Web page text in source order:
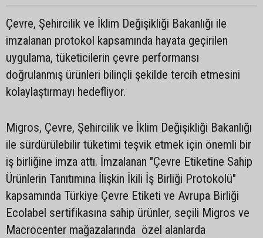
Çevre, Şehircilik ve İklim Değişikliği Bakanlığı ile
imzalanan protokol kapsamında hayata geçirilen
uygulama, tüketicilerin çevre performansı
doğrulanmış ürünleri bilinçli şekilde tercih etmesini
kolaylaştırmayı hedefliyor.
Migros, Çevre, Şehircilik ve İklim Değişikliği Bakanlığı
ile sürdürülebilir tüketimi teşvik etmek için önemli bir
iş birliğine imza attı. İmzalanan "Çevre Etiketine Sahip
Ürünlerin Tanıtımına İlişkin İkili İş Birliği Protokolü"
kapsamında Türkiye Çevre Etiketi ve Avrupa Birliği
Ecolabel sertifikasına sahip ürünler, seçili Migros ve
Macrocenter mağazalarında özel alanlarda